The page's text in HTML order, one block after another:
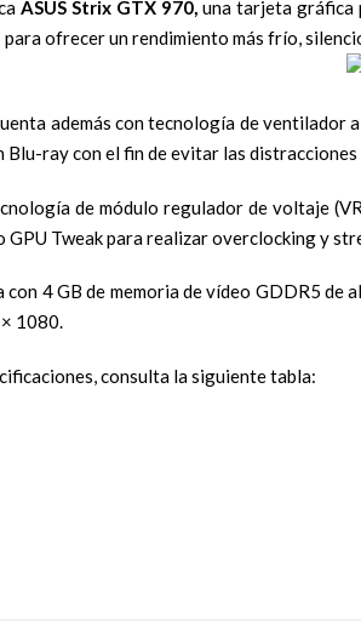
ASUS Strix GTX 970, una tarjeta gráfica
ofrecer un rendimiento más frío,
además con tecnología de
Blu-ray con el fin de evitar las
de módulo regulador de voltaje
GPU Tweak para realizar overclocking y
con 4 GB de memoria de vídeo GDDR5
1080.
consulta la siguiente tabla: